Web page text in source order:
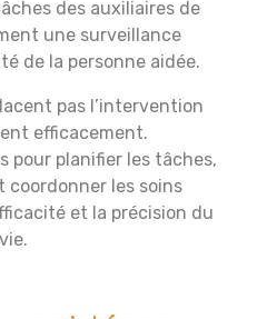
des auxiliaires de
une surveillance
de la personne aidée.
pas l’intervention
efficacement.
pour planifier les tâches,
coordonner les soins
et la précision du